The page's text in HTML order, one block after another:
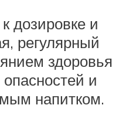
дозировке и
регулярный
здоровья
и
напитком.